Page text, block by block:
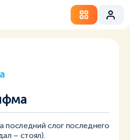
последний слог последнего
– стоял).